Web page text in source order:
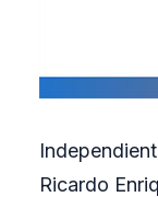
Ricardo